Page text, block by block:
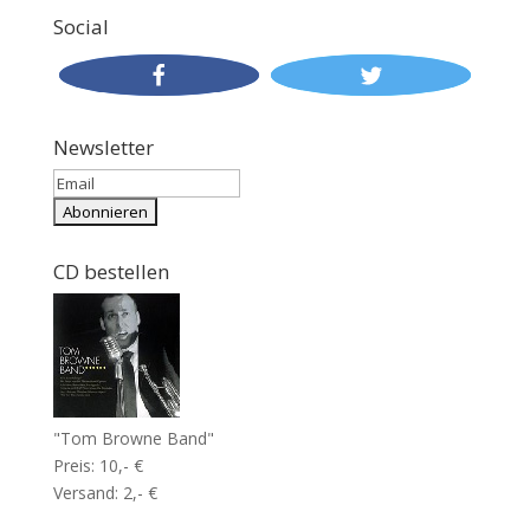
Social
Newsletter
CD bestellen
"Tom Browne Band"
Preis: 10,- €
Versand: 2,- €